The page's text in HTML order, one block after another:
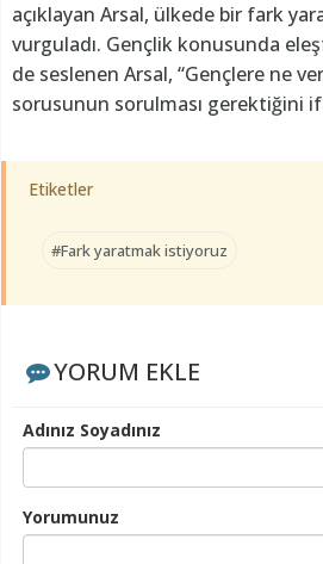
açıklayan Arsal, ülkede bir fark
vurguladı. Gençlik konusunda
de seslenen Arsal, “Gençlere ne
sorusunun sorulması gerektiğini
Etiketler
#Fark yaratmak istiyoruz
YORUM EKLE
Adınız Soyadınız
Yorumunuz